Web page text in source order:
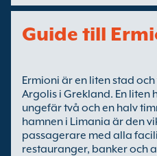
Guide till
Ermioni är en liten stad
Argolis i Grekland. En liten
ungefär två och en halv
hamnen i Limania är den
passagerare med alla
restauranger, banker och